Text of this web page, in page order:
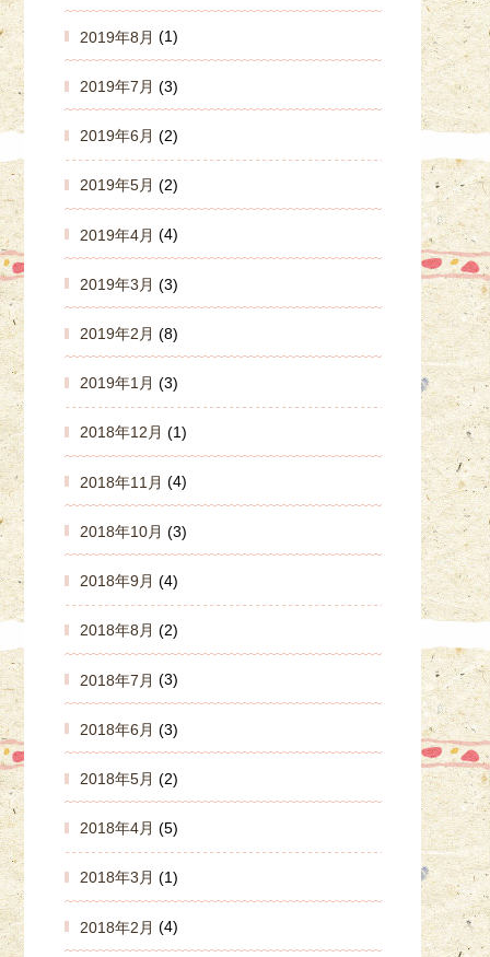
2019年8月 (1)
2019年7月 (3)
2019年6月 (2)
2019年5月 (2)
2019年4月 (4)
2019年3月 (3)
2019年2月 (8)
2019年1月 (3)
2018年12月 (1)
2018年11月 (4)
2018年10月 (3)
2018年9月 (4)
2018年8月 (2)
2018年7月 (3)
2018年6月 (3)
2018年5月 (2)
2018年4月 (5)
2018年3月 (1)
2018年2月 (4)